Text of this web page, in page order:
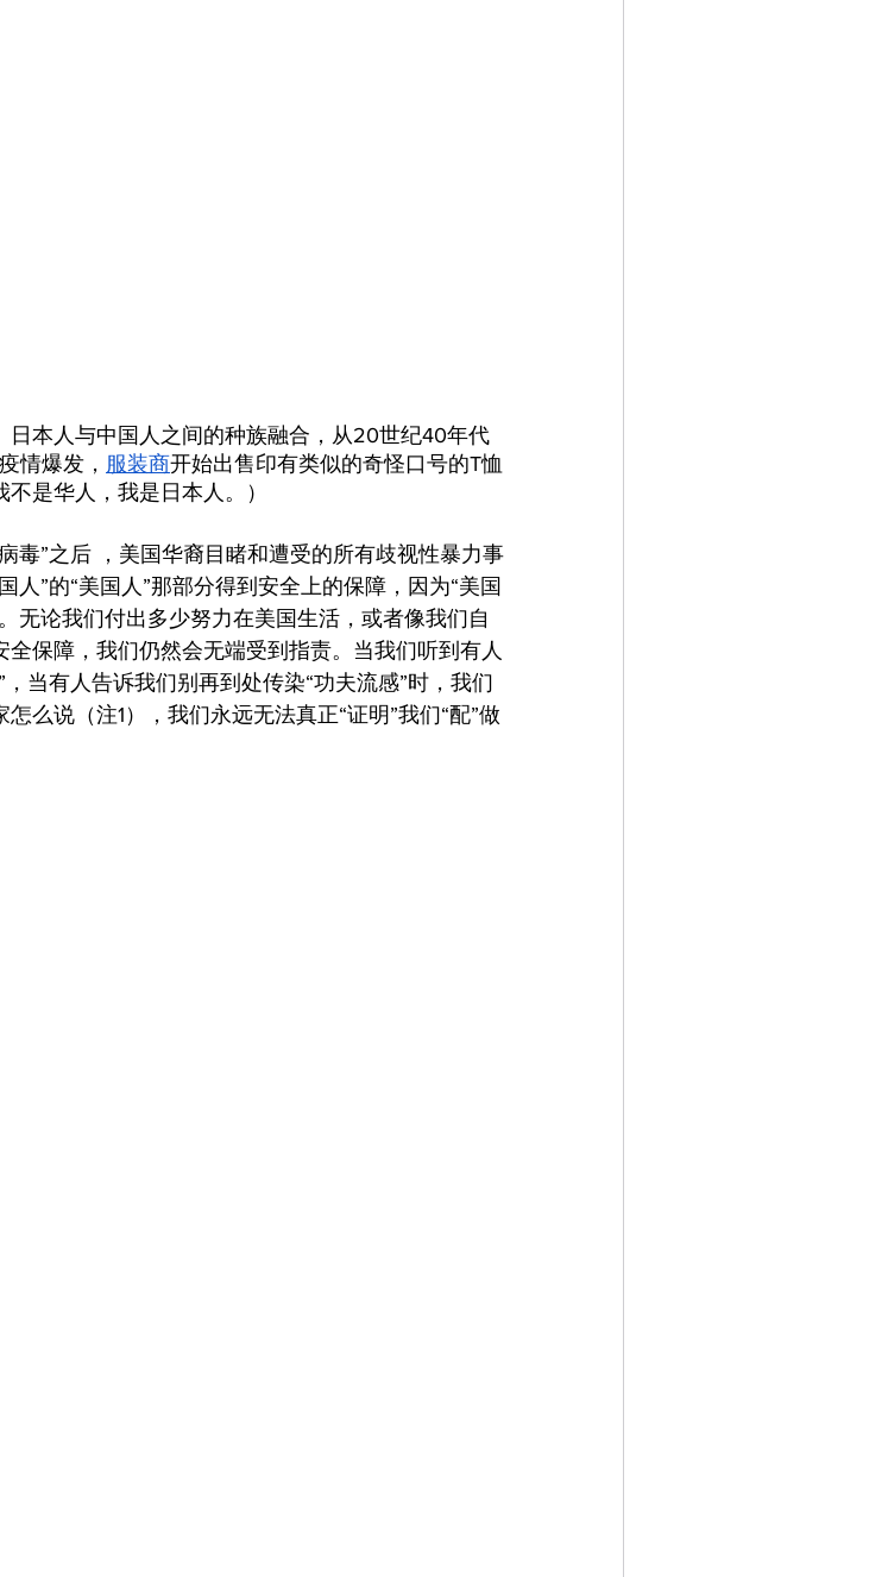
日本人与中国人之间的种族融合，从20世纪40年代
情爆发， 服装商开始出售印有类似的奇怪口号的T恤
不是华人，我是日本人。）
毒”之后 ，美国华裔目睹和遭受的所有歧视性暴力事
”的“美国人”那部分得到安全上的保障，因为“美国
无论我们付出多少努力在美国生活，或者像我们自
保障，我们仍然会无端受到指责。当我们听到有人
当有人告诉我们别再到处传染“功夫流感”时，我们
么说（注1），我们永远无法真正“证明”我们“配”做